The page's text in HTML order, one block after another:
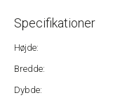
Specifikationer
Højde:
Bredde:
Dybde: